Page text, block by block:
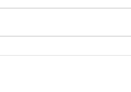
A Scuola